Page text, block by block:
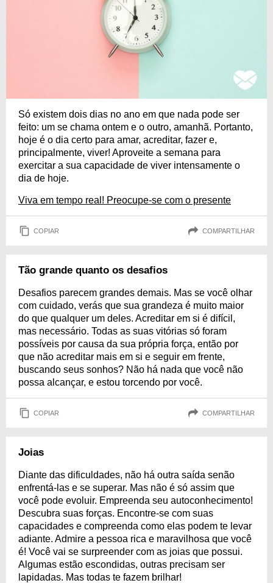
Só existem dois dias no ano em que nada pode ser
feito: um se chama ontem e o outro, amanhã. Portanto,
hoje é o dia certo para amar, acreditar, fazer e,
principalmente, viver! Aproveite a semana para
exercitar a sua capacidade de viver intensamente o
dia de hoje.
Viva em tempo real! Preocupe-se com o presente
COPIAR COMPARTILHAR
Tão grande quanto os desafios
Desafios parecem grandes demais. Mas se você olhar
com cuidado, verás que sua grandeza é muito maior
do que qualquer um deles. Acreditar em si é difícil,
mas necessário. Todas as suas vitórias só foram
possíveis por causa da sua própria força, então por
que não acreditar mais em si e seguir em frente,
buscando seus sonhos? Não há nada que você não
possa alcançar, e estou torcendo por você.
COPIAR COMPARTILHAR
Joias
Diante das dificuldades, não há outra saída senão
enfrentá-las e se superar. Mas não é só assim que
você pode evoluir. Empreenda seu autoconhecimento!
Descubra suas forças. Encontre-se com suas
capacidades e compreenda como elas podem te levar
adiante. Admire a pessoa rica e maravilhosa que você
é! Você vai se surpreender com as joias que possui.
Algumas estão escondidas, outras precisam ser
lapidadas. Mas todas te fazem brilhar!